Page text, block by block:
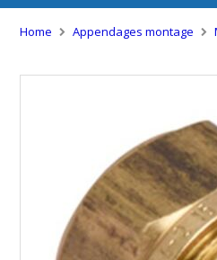
Home Appendages montage